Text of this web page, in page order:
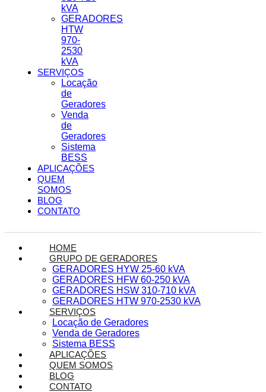
kVA
GERADORES
HTW
970-
2530
kVA
SERVIÇOS
Locação
de
Geradores
Venda
de
Geradores
Sistema
BESS
APLICAÇÕES
QUEM
SOMOS
BLOG
CONTATO
HOME
GRUPO DE GERADORES
GERADORES HYW 25-60 kVA
GERADORES HFW 60-250 kVA
GERADORES HSW 310-710 kVA
GERADORES HTW 970-2530 kVA
SERVIÇOS
Locação de Geradores
Venda de Geradores
Sistema BESS
APLICAÇÕES
QUEM SOMOS
BLOG
CONTATO